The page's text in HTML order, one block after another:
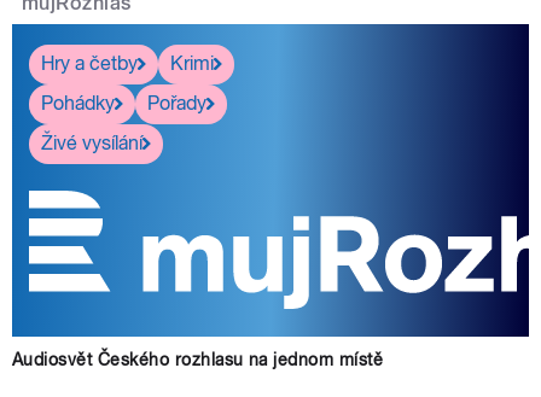
Hry a četby
Krimi
Pohádky
Pořady
Živé vysílání
Audiosvět Českého rozhlasu na jednom místě